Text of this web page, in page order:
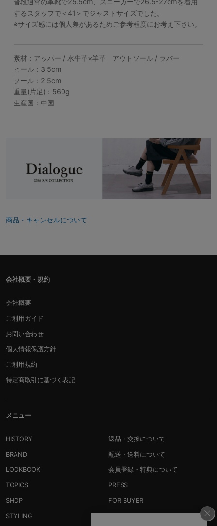
普段通常の革靴で25.5cm、スニーカーで26.5-27cmを着用
するスタッフで＜41＞でジャストサイズでした。
※サイズ感には個人差があるためご参考程度にお考え下さい。
素材：アッパー / 水牛革×羊革 アウトソール / ラバー
ヒール：3.5cm
ソール：2.5cm
重量(片足)：560g
生産国：中国
商品・キャンセルについて
会社概要・規約
会社概要
ご利用ガイド
お問い合わせ
個人情報保護方針
ご利用規約
特定商取引に基づく表記
メニュー
HISTORY
BRAND
LOOKBOOK
TOPICS
SHOP
STYLING
返品・交換について
配送・送料について
会員登録・特典について
PRESS
FOR BUYER